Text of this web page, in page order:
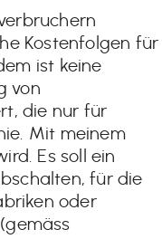
Kostenfolgen für
ist keine
von
die nur für
Mit meinem
Es soll ein
für die
oder